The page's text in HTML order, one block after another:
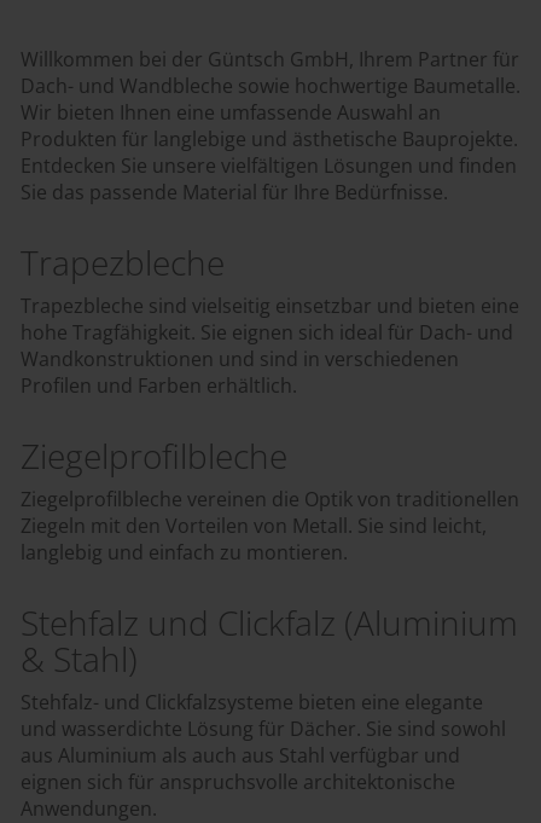
Willkommen bei der Güntsch GmbH, Ihrem Partner für
Dach- und Wandbleche sowie hochwertige Baumetalle.
Wir bieten Ihnen eine umfassende Auswahl an
Produkten für langlebige und ästhetische Bauprojekte.
Entdecken Sie unsere vielfältigen Lösungen und finden
Sie das passende Material für Ihre Bedürfnisse.
Trapezbleche
Trapezbleche sind vielseitig einsetzbar und bieten eine
hohe Tragfähigkeit. Sie eignen sich ideal für Dach- und
Wandkonstruktionen und sind in verschiedenen
Profilen und Farben erhältlich.
Ziegelprofilbleche
Ziegelprofilbleche vereinen die Optik von traditionellen
Ziegeln mit den Vorteilen von Metall. Sie sind leicht,
langlebig und einfach zu montieren.
Stehfalz und Clickfalz (Aluminium
& Stahl)
Stehfalz- und Clickfalzsysteme bieten eine elegante
und wasserdichte Lösung für Dächer. Sie sind sowohl
aus Aluminium als auch aus Stahl verfügbar und
eignen sich für anspruchsvolle architektonische
Anwendungen.